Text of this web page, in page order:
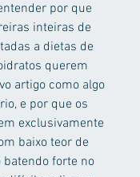
por que
inteiras de
a dietas de
querem
artigo como algo
e por que os
exclusivamente
baixo teor de
forte no